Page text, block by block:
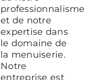
professionnalisme
et de notre
expertise dans
le domaine de
la menuiserie.
Notre
entreprise est